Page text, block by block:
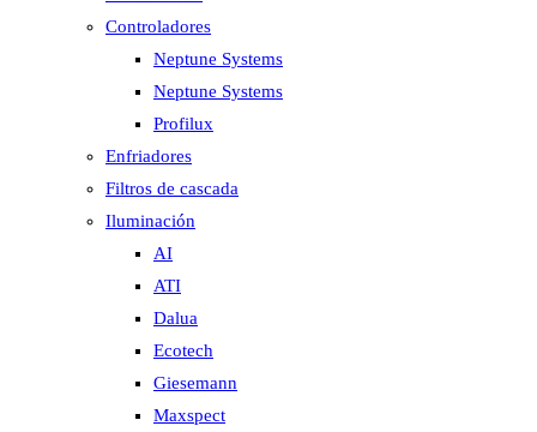
Controladores
Neptune Systems
Neptune Systems
Profilux
Enfriadores
Filtros de cascada
Iluminación
AI
ATI
Dalua
Ecotech
Giesemann
Maxspect